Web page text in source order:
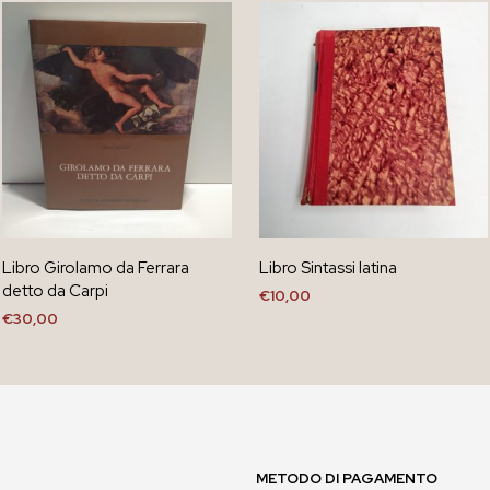
Libro Girolamo da Ferrara
detto da Carpi
€30,00
Libro Sintassi latina
€10,00
METODO DI PAGAMENTO